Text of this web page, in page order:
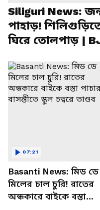
Siliguri News:
পাহাড়!
ঘিরে তোলপাড় |
Basanti News: মিড ডে
মিলের চাল চুরি! রাতের
অন্ধকারে বাইকে বস্তা
07:21